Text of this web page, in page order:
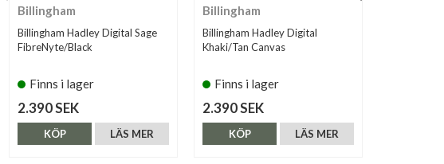
Billingham
Billingham Hadley Digital Sage
FibreNyte/Black
Finns i lager
2.390 SEK
LÄS MER
KÖP
Billingham
Billingham Hadley Digital
Khaki/Tan Canvas
Finns i lager
2.390 SEK
LÄS MER
KÖP